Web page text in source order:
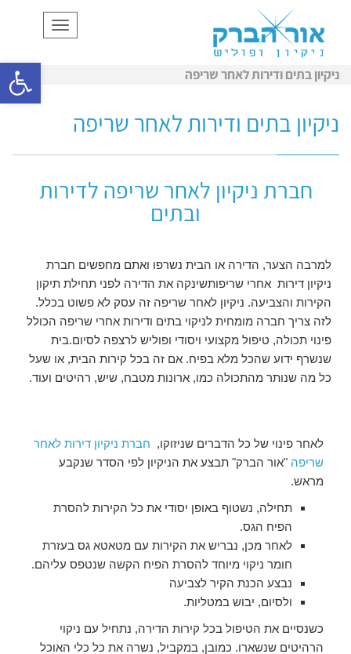
תפריט
ניקיון בתים ודירות לאחר שריפה
ניקיון בתים ודירות לאחר שריפה
חברת ניקיון לאחר שריפה לדירות
ובתים
למרבה הצער, הדירה או הבית נשרפו ואתם מחפשים חברת
ניקיון דירות אחרי שריפותשינקה את הדירה לפני תחילת תיקון
הקירות והצביעה. ניקיון לאחר שריפה זה עסק לא פשוט בכלל.
לזה צריך חברה מומחית לניקוי בתים ודירות אחרי שריפה הכולל
פינוי תכולה, טיפול מקצועי ויסודי ופוליש לרצפה לסיום.בית
שנשרף ידוע שהכל מלא בפיח. אם זה בכל קירות הבית, או שעל
כל מה שנותר מהתכולה כמו, ארונות מטבח, שיש, רהיטים ועוד.
לאחר פינוי של כל הדברים שניזוקו, חברת ניקיון דירות לאחר
שריפה "אור הברק" תבצע את הניקיון לפי הסדר שנקבע
מראש.
תחילה, נשטוף באופן יסודי את כל הקירות להסרת
הפיח הגס.
לאחר מכן, נבריש את הקירות עם מטאטא גס בעזרת
חומר ניקוי מיוחד להסרת הפיח הקשה שנטפס עליהם.
נבצע הכנת הקיר לצביעה
ולסיום, יבוש במטליות.
כשנסיים את הטיפול בכל קירות הדירה, נתחיל עם ניקוי
הרהיטים שנשארו. כמובן, במקביל, נשרה את כל כלי האוכל
פתח